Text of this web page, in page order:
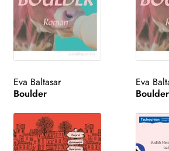
Eva Baltasar
Boulder
Eva
Boulder